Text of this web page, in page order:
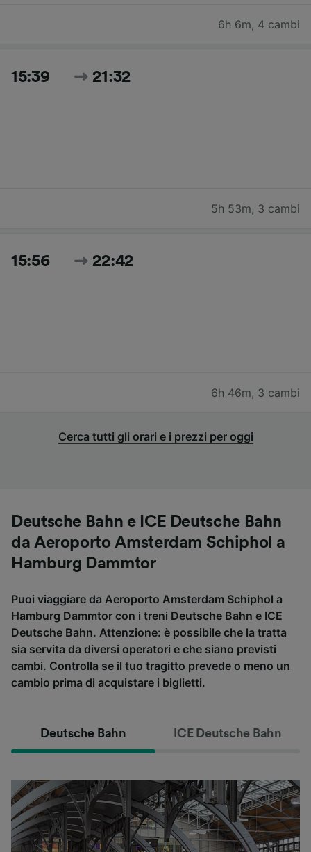
6h 6m, 4 cambi
15:39 21:32
5h 53m, 3 cambi
15:56 22:42
6h 46m, 3 cambi
Cerca tutti gli orari e i prezzi per oggi
Deutsche Bahn e ICE Deutsche Bahn
da Aeroporto Amsterdam Schiphol a
Hamburg Dammtor
Puoi viaggiare da Aeroporto Amsterdam Schiphol a
Hamburg Dammtor con i treni Deutsche Bahn e ICE
Deutsche Bahn. Attenzione: è possibile che la tratta
sia servita da diversi operatori e che siano previsti
cambi. Controlla se il tuo tragitto prevede o meno un
cambio prima di acquistare i biglietti.
Deutsche Bahn ICE Deutsche Bahn